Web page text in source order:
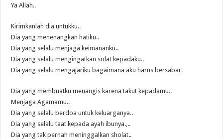
Ya Allah..
Kirimkanlah dia untukku..
Dia yang menenangkan hatiku..
Dia yang selalu menjaga keimananku..
Dia yang selalu mengingatkan solat kepadaku..
Dia yang selalu mengajariku bagaimana aku harus bersabar.
Dia yang membuatku menangis karena takut kepadamu..
Menjaga Agamamu..
Dia yang selalu berdoa untuk keluarganya..
Dia yang selalu taat kepada ayah ibunya.,..
Dia yang tak pernah meninggalkan sholat..